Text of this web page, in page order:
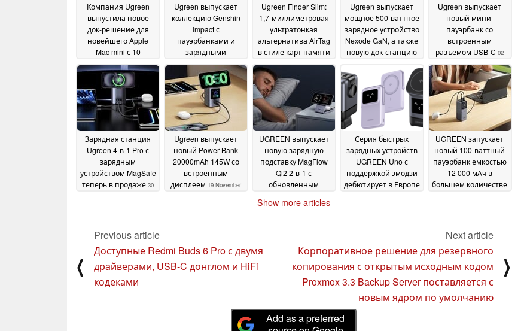
Компания Ugreen
выпустила новое
док-решение для
новейшего Apple
Mac mini с 10
портами и
расширением NVMe
SSD03 April 2025
Ugreen выпускает
коллекцию Genshin
Impact с
пауэрбанками и
зарядными
устройствами на
тему Кинича25 March
2025
Ugreen Finder Slim:
1,7-миллиметровая
ультратонкая
альтернатива AirTag
в стиле карт памяти
выходит на рынок со
скидкой
Ugreen выпускает
мощное 500-ваттное
зарядное устройство
Nexode GaN, а также
новую док-станцию
Revodok
09 January 2025
Ugreen выпускает
новый мини-
пауэрбанк со
встроенным
разъемом USB-C 02
December 2024
Зарядная станция
Ugreen 4-в-1 Pro с
зарядным
устройством MagSafe
теперь в продаже 30
Ugreen выпускает
новый Power Bank
20000mAh 145W со
встроенным
дисплеем 19 November
UGREEN выпускает
новую зарядную
подставку MagFlow
Qi2 2-в-1 с
обновленным
2024
Серия быстрых
зарядных устройств
UGREEN Uno с
поддержкой эмодзи
дебютирует в Европе
UGREEN запускает
новый 100-ваттный
пауэрбанк емкостью
12 000 мАч в
большем количестве
Show more articles
⟨
Previous article
Доступные Redmi Buds 6 Pro с двумя
драйверами, USB-C донглом и HiFi
кодеками
Next article
Корпоративное решение для резервного
копирования с открытым исходным кодом
Proxmox 3.3 Backup Server поставляется с
новым ядром по умолчанию
⟩
Add as a preferred